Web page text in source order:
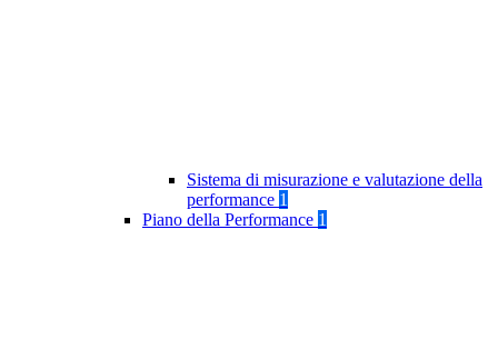
Sistema di misurazione e valutazione della
performance 1
Piano della Performance 1